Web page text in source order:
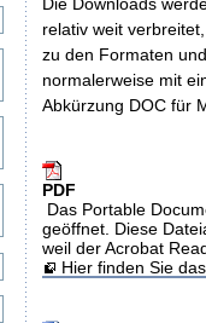
relativ weit
zu den Formaten
normalerweise mit
Abkürzung DOC für
PDF
Das Portable
geöffnet. Diese
weil der Acrobat
Hier finden Sie